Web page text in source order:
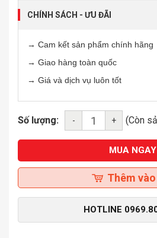
CHÍNH SÁCH - ƯU ĐÃI
→ Cam kết sản phẩm chính hãng
→ Giao hàng toàn quốc
→ Giá và dịch vụ luôn tốt
Số lượng: - + (Còn
MUA NGAY
Thêm
HOTLINE